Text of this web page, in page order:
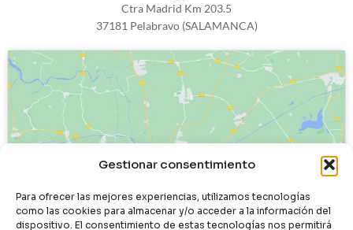
Gestionar consentimiento
Para ofrecer las mejores experiencias, utilizamos tecnologías
como las cookies para almacenar y/o acceder a la información del
dispositivo. El consentimiento de estas tecnologías nos permitirá
Ctra Madrid Km 203.5
37181 Pelabravo (SALAMANCA)
Haz clic para aceptar cookies de